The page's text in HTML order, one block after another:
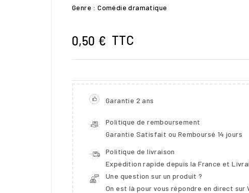
Genre : Comédie dramatique
0,50 € TTC
Garantie 2 ans
Politique de remboursement
Garantie Satisfait ou Remboursé 14 jours
Politique de livraison
Expédition rapide depuis la France et
Une question sur un produit ?
On est là pour vous répondre en direct sur